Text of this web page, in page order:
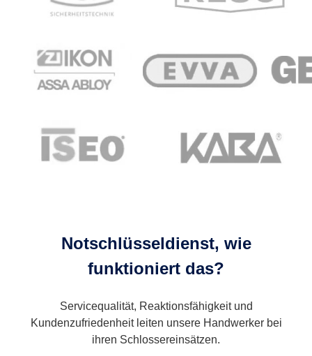
Notschlüsseldienst, wie
funktioniert das?
Servicequalität, Reaktionsfähigkeit und
Kundenzufriedenheit leiten unsere Handwerker bei
ihren Schlossereinsätzen.